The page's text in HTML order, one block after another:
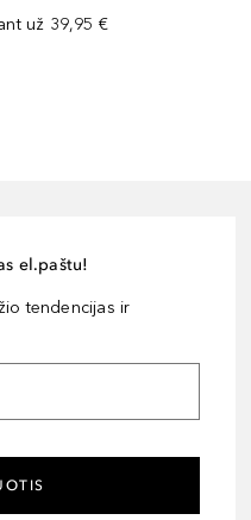
už 39,95 €
el.paštu!
tendencijas ir